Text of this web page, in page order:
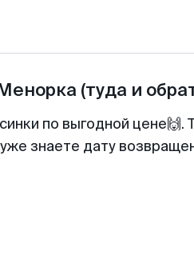
(туда и
по выгодной
знаете дату